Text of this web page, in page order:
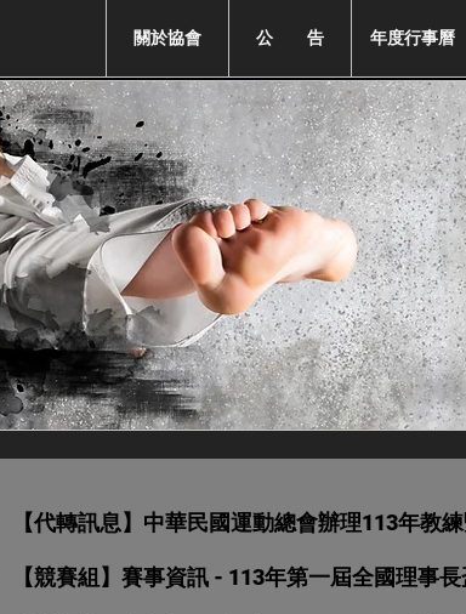
關於協會 公 告 年度行事曆
【代轉訊息】中華民國運動總會辦理113年教
競賽組】賽事資訊 - 113年第一屆全國理事